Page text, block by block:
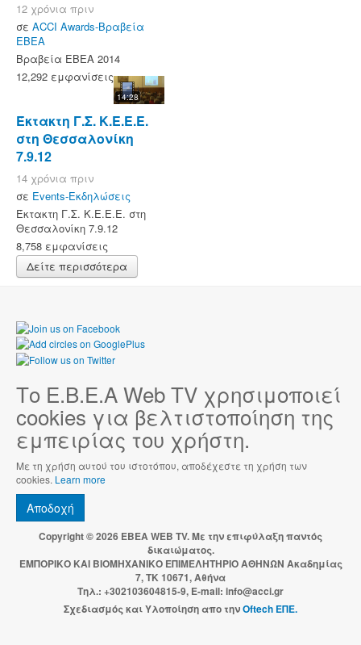
12 χρόνια πριν
σε ACCI Awards-Βραβεία
ΕΒΕΑ
Βραβεία ΕΒΕΑ 2014
12,292 εμφανίσεις
14:28
Έκτακτη Γ.Σ. Κ.Ε.Ε.Ε.
στη Θεσσαλονίκη
7.9.12
14 χρόνια πριν
σε Events-Εκδηλώσεις
Έκτακτη Γ.Σ. Κ.Ε.Ε.Ε. στη
Θεσσαλονίκη 7.9.12
8,758 εμφανίσεις
Δείτε περισσότερα
Το Ε.Β.Ε.Α Web TV χρησιμοποιεί
cookies για βελτιστοποίηση της
εμπειρίας του χρήστη.
Με τη χρήση αυτού του ιστοτόπου, αποδέχεστε τη χρήση των
cookies. Learn more
Αποδοχή
Copyright © 2026 EBEA WEB TV. Με την επιφύλαξη παντός
δικαιώματος.
ΕΜΠΟΡΙΚΟ ΚΑΙ ΒΙΟΜΗΧΑΝΙΚΟ ΕΠΙΜΕΛΗΤΗΡΙΟ ΑΘΗΝΩΝ Ακαδημίας
7, ΤΚ 10671, Αθήνα
Τηλ.: +302103604815-9, E-mail: info@acci.gr
Σχεδιασμός και Υλοποίηση απο τηνOftech ΕΠΕ.